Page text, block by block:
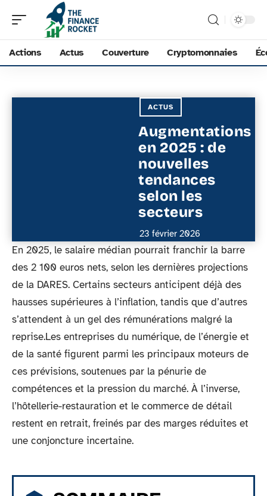
Actions Actus Couverture Cryptomonnaies
ACTUS
Augmentations
en 2025 : de
nouvelles
tendances
selon les
secteurs
23 février 2026
En 2025, le salaire médian pourrait franchir la barre
des 2 100 euros nets, selon les dernières projections
de la DARES. Certains secteurs anticipent déjà des
hausses supérieures à l’inflation, tandis que d’autres
s’attendent à un gel des rémunérations malgré la
reprise.Les entreprises du numérique, de l’énergie et
de la santé figurent parmi les principaux moteurs de
ces prévisions, soutenues par la pénurie de
compétences et la pression du marché. À l’inverse,
l’hôtellerie-restauration et le commerce de détail
restent en retrait, freinés par des marges réduites et
une conjoncture incertaine.